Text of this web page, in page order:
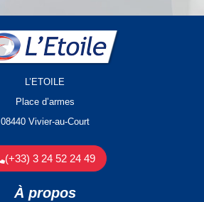
L’ETOILE
Place d’armes
08440 Vivier-au-Court
(+33) 3 24 52 24 49
À propos